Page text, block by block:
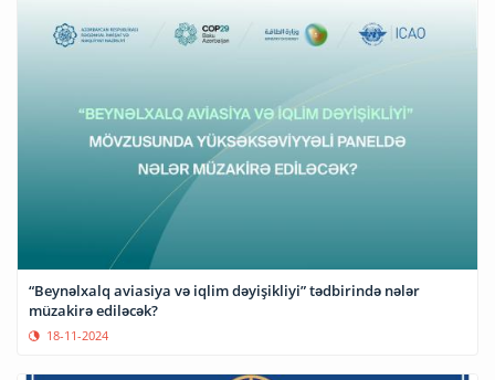
“Beynəlxalq aviasiya və iqlim dəyişikliyi” tədbirində nələr
müzakirə ediləcək?
18-11-2024